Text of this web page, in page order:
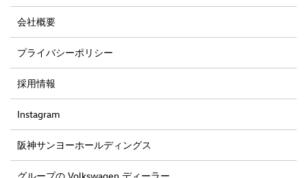
会社概要
プライバシーポリシー
採用情報
Instagram
阪神サンヨーホールディングス